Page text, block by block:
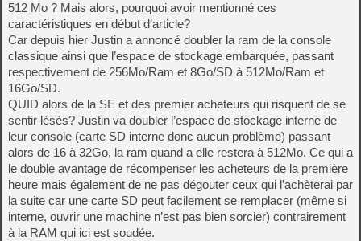
512 Mo ? Mais alors, pourquoi avoir mentionné ces
caractéristiques en début d’article?
Car depuis hier Justin a annoncé doubler la ram de la console
classique ainsi que l’espace de stockage embarquée, passant
respectivement de 256Mo/Ram et 8Go/SD à 512Mo/Ram et
16Go/SD.
QUID alors de la SE et des premier acheteurs qui risquent de se
sentir lésés? Justin va doubler l’espace de stockage interne de
leur console (carte SD interne donc aucun problème) passant
alors de 16 à 32Go, la ram quand a elle restera à 512Mo. Ce qui a
le double avantage de récompenser les acheteurs de la première
heure mais également de ne pas dégouter ceux qui l’achèterai par
la suite car une carte SD peut facilement se remplacer (même si
interne, ouvrir une machine n’est pas bien sorcier) contrairement
à la RAM qui ici est soudée.